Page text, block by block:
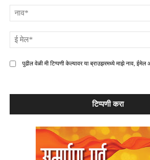
पुढील वेळी मी टिप्पणी केल्यावर या ब्राउझरमध्ये माझे नाव,